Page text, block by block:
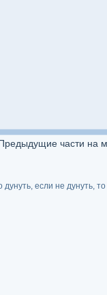
части на
если не дунуть,